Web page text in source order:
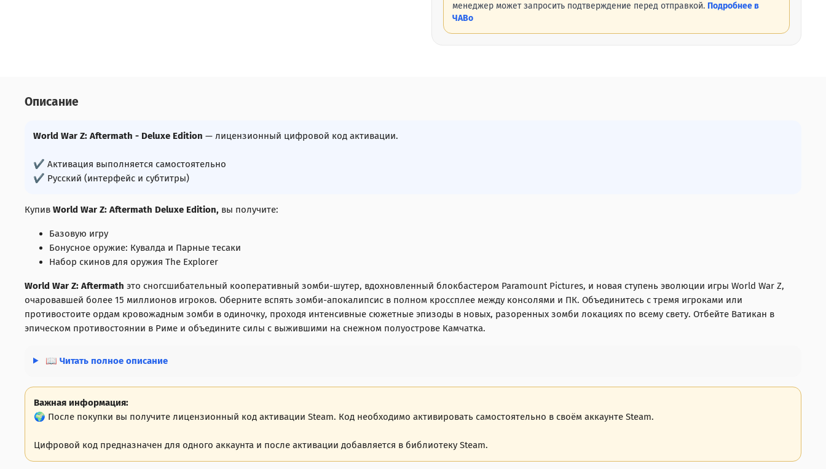
менеджер может запросить подтверждение перед отправкой. Подробнее в
ЧАВо
Описание
World War Z: Aftermath - Deluxe Edition — лицензионный цифровой код активации.
✔ Активация выполняется самостоятельно
✔ Русский (интерфейс и субтитры)
Купив World War Z: Aftermath Deluxe Edition, вы получите:
Базовую игру
Бонусное оружие: Кувалда и Парные тесаки
Набор скинов для оружия The Explorer
World War Z: Aftermath это сногсшибательный кооперативный зомби-шутер, вдохновленный блокбастером Paramount Pictures, и новая ступень эволюции игры World War Z,
очаровавшей более 15 миллионов игроков. Оберните вспять зомби-апокалипсис в полном кроссплее между консолями и ПК. Объединитесь с тремя игроками или
противостоите ордам кровожадным зомби в одиночку, проходя интенсивные сюжетные эпизоды в новых, разоренных зомби локациях по всему свету. Отбейте Ватикан в
эпическом противостоянии в Риме и объедините силы с выжившими на снежном полуострове Камчатка.
📖 Читать полное описание
Важная информация:
🌍 После покупки вы получите лицензионный код активации Steam. Код необходимо активировать самостоятельно в своём аккаунте Steam.
Цифровой код предназначен для одного аккаунта и после активации добавляется в библиотеку Steam.